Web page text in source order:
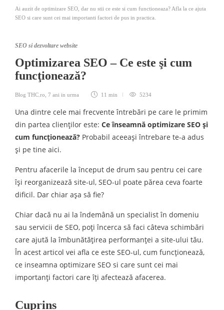
Ai auzit de optimizare SEO, dar nu stii ce este si cum functioneaza? Afla la ce ajuta
SEO si care sunt cei mai importanti factori de pus in practica.
SEO si dezvoltare website
Optimizarea SEO – Ce este şi cum
funcţionează?
Blog THC.ro 7 ani in urma 11 min 5234
Una dintre cele mai frecvente întrebări pe care le primim
din partea clienţilor este: Ce înseamnă optimizare SEO şi
cum funcţionează? Probabil aceeaşi întrebare te-a adus
şi pe tine aici.
Pentru afacerile la început de drum sau pentru cei care
îşi reorganizează site-ul, SEO-ul poate părea ceva foarte
dificil. Dar chiar aşa să fie?
Chiar dacă nu ai la îndemână un specialist în domeniu
sau servicii de SEO, poţi încerca să faci câteva schimbări
care ajută la îmbunătăţirea performanţei a site-ului tău.
În acest articol vei afla ce este SEO-ul, cum funcţionează,
ce inseamna optimizare SEO si care sunt cei mai
importanţi factori care îţi afectează afacerea.
Cuprins